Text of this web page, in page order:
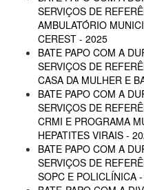
SERVIÇOS DE
AMBULATÓRIO
CEREST - 2025
BATE PAPO COM A
SERVIÇOS DE
CASA DA MULHER E
BATE PAPO COM A
SERVIÇOS DE
CRMI E PROGRAMA
HEPATITES VIRAIS -
BATE PAPO COM A
SERVIÇOS DE
SOPC E POLICLÍNICA